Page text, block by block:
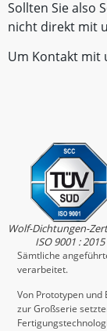
Sollten Sie also
nicht direkt mit
Um Kontakt mit
Wolf-Dichtungen-
ISO 9001 : 2015
Sämtliche
verarbeitet.
Von Prototypen
zur Großserie